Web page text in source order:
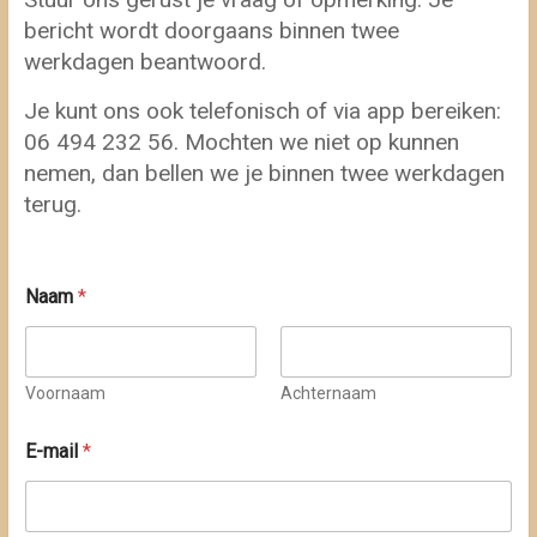
bericht wordt doorgaans binnen twee
werkdagen beantwoord.
Je kunt ons ook telefonisch of via app bereiken:
06 494 232 56. Mochten we niet op kunnen
nemen, dan bellen we je binnen twee werkdagen
terug.
Naam *
Voornaam Achternaam
E
-
E-mail *